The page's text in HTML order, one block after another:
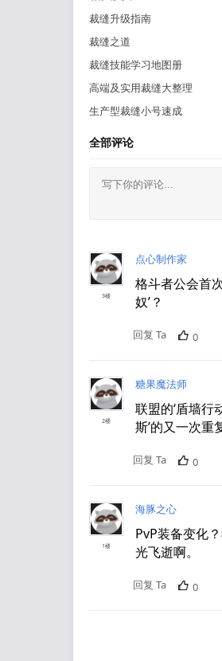
裁缝升级指南
裁缝之道
裁缝技能学习地图册
高端及实用裁缝大整理
生产型裁缝小号速成
全部评论
3楼
点心制作家
格斗者公会首
奴’？
回复 Ta 0
2楼
糖果魔法师
联盟的‘盾墙行
斯’的又一次重
回复 Ta 0
1楼
海豚之心
PvP装备变化
光飞逝啊。
回复 Ta 0